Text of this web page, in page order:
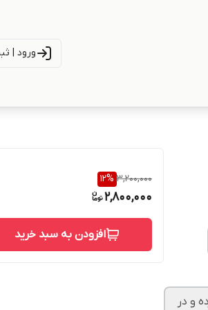
ورود |
و در
3,200,000
12%
2,800,000
افزودن به سبد خرید